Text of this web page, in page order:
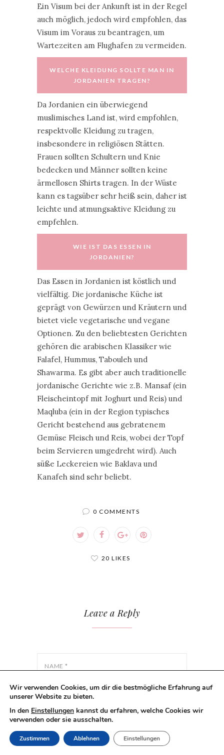
Ein Visum bei der Ankunft ist in der Regel
auch möglich, jedoch wird empfohlen, das
Visum im Voraus zu beantragen, um
Wartezeiten am Flughafen zu vermeiden.
WELCHE KLEIDUNG SOLLTE MAN IN
JORDANIEN TRAGEN?
Da Jordanien ein überwiegend
muslimisches Land ist, wird empfohlen,
respektvolle Kleidung zu tragen,
insbesondere in religiösen Stätten.
Frauen sollten Schultern und Knie
bedecken und Männer sollten keine
ärmellosen Shirts tragen. In der Wüste
kann es tagsüber sehr heiß sein, daher ist
leichte und atmungsaktive Kleidung zu
empfehlen.
WIE IST DAS ESSEN IN
JORDANIEN?
Das Essen in Jordanien ist köstlich und
vielfältig. Die jordanische Küche ist
geprägt von Gewürzen und Kräutern und
bietet viele vegetarische und vegane
Optionen. Zu den beliebtesten Gerichten
gehören die arabischen Klassiker wie
Falafel, Hummus, Tabouleh und
Shawarma. Es gibt aber auch traditionelle
jordanische Gerichte wie z.B. Mansaf (ein
Fleischeintopf mit Joghurt und Reis) und
Maqluba (ein in der Region typisches
Gericht bestehend aus gebratenem
Gemüse Fleisch und Reis, wobei der Topf
beim Servieren umgedreht wird). Auch
süße Leckereien wie Baklava und
Kanafeh sind sehr beliebt.
0 COMMENTS
20 LIKES
Leave a Reply
NAME *
EMAIL*
Wir verwenden Cookies, um dir die bestmögliche Erfahrung auf
unserer Website zu bieten.
In den Einstellungen kannst du erfahren, welche Cookies wir
verwenden oder sie ausschalten.
Zustimmen Ablehnen Einstellungen